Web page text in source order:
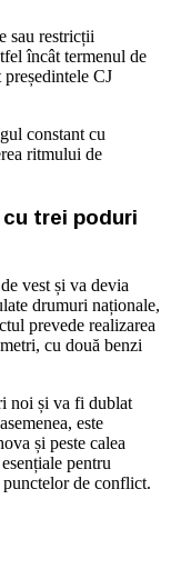
sau restricții
încât termenul de
CJ
constant cu
ritmului de
trei poduri
vest și va devia
drumuri naționale,
prevede realizarea
cu două benzi
noi și va fi dublat
este
și peste calea
pentru
de conflict.